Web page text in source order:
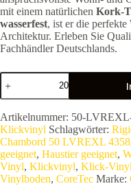
mit einem natürlichen Kork-
wasserfest, ist er die
Architektur. Erleben Sie
Fachhändler Deutschlands.
COREtec
XL-
End
Chambord
50
LVREXL
4358
|
Luxus
Rigid
Artikelnummer: 50-
Klickvinyl Schlagwörter:
Chambord 50 LVREXL 4358
geeignet, Haustier geeignet,
Vinyl, Klickvinyl, Klick-Vinyl
Vinylboden, CoreTec Marke: